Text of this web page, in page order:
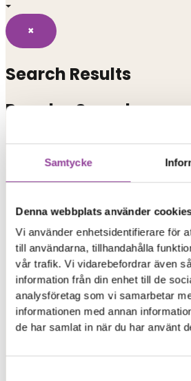
Samtycke
Denna webbplats använder
Vi använder enhetsidentifierare för
till användarna, tillhandahålla
vår trafik. Vi vidarebefordrar även
information från din enhet till de
analysföretag som vi samarbetar
informationen med annan
de har samlat in när du har använt
×
Search Results
Popular Searches
iphone 15
iphone
xiaomi redmi
ip
iph
xia
xiaomi